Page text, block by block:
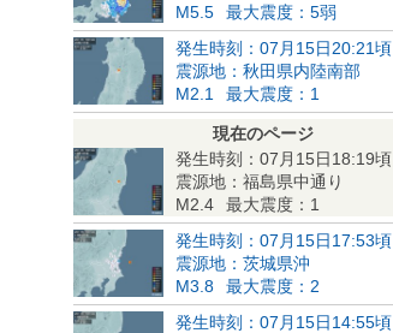
M5.5
最大震度：5弱
発生時刻：07月15日20:21頃
震源地：秋田県内陸南部
M2.1
最大震度：1
現在のページ
発生時刻：07月15日18:19頃
震源地：福島県中通り
M2.4
最大震度：1
発生時刻：07月15日17:53頃
震源地：茨城県沖
M3.8
最大震度：2
発生時刻：07月15日14:55頃